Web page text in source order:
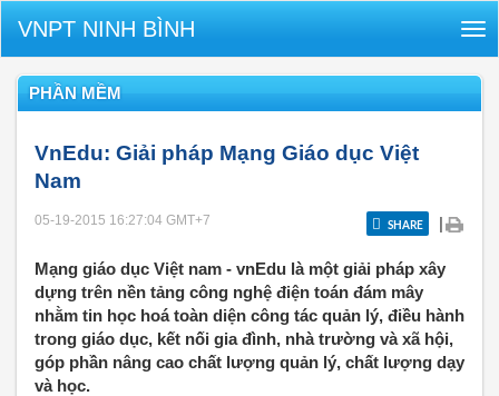
VNPT NINH BÌNH
PHẦN MỀM
VnEdu: Giải pháp Mạng Giáo dục Việt
Nam
05-19-2015 16:27:04 GMT+7 SHARE |
Mạng giáo dục Việt nam - vnEdu là một giải pháp xây
dựng trên nền tảng công nghệ điện toán đám mây
nhằm tin học hoá toàn diện công tác quản lý, điều hành
trong giáo dục, kết nối gia đình, nhà trường và xã hội,
góp phần nâng cao chất lượng quản lý, chất lượng dạy
và học.